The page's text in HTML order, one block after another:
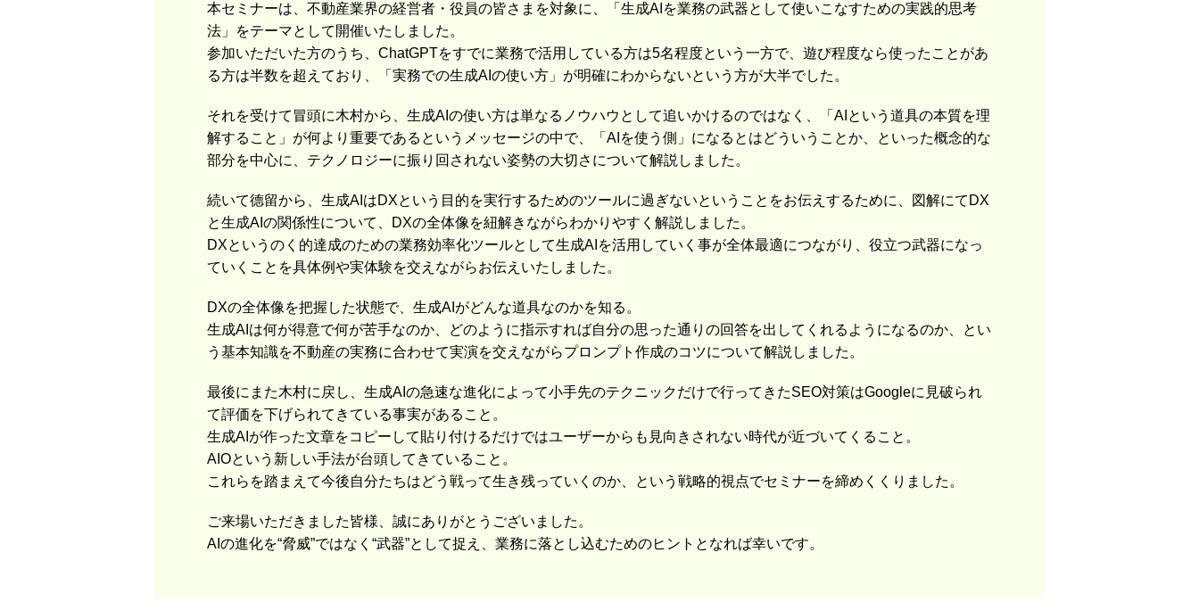
本セミナーは、不動産業界の経営者・役員の皆さまを対象に、「生成AIを業務の武器として使いこなすための実践的思考
法」をテーマとして開催いたしました。
参加いただいた方のうち、ChatGPTをすでに業務で活用している方は5名程度という一方で、遊び程度なら使ったことがあ
る方は半数を超えており、「実務での生成AIの使い方」が明確にわからないという方が大半でした。
それを受けて冒頭に木村から、生成AIの使い方は単なるノウハウとして追いかけるのではなく、「AIという道具の本質を理
解すること」が何より重要であるというメッセージの中で、「AIを使う側」になるとはどういうことか、といった概念的な
部分を中心に、テクノロジーに振り回されない姿勢の大切さについて解説しました。
続いて德留から、生成AIはDXという目的を実行するためのツールに過ぎないということをお伝えするために、図解にてDX
と生成AIの関係性について、DXの全体像を紐解きながらわかりやすく解説しました。
DXというのく的達成のための業務効率化ツールとして生成AIを活用していく事が全体最適につながり、役立つ武器になっ
ていくことを具体例や実体験を交えながらお伝えいたしました。
DXの全体像を把握した状態で、生成AIがどんな道具なのかを知る。
生成AIは何が得意で何が苦手なのか、どのように指示すれば自分の思った通りの回答を出してくれるようになるのか、とい
う基本知識を不動産の実務に合わせて実演を交えながらプロンプト作成のコツについて解説しました。
最後にまた木村に戻し、生成AIの急速な進化によって小手先のテクニックだけで行ってきたSEO対策はGoogleに見破られ
て評価を下げられてきている事実があること。
生成AIが作った文章をコピーして貼り付けるだけではユーザーからも見向きされない時代が近づいてくること。
AIOという新しい手法が台頭してきていること。
これらを踏まえて今後自分たちはどう戦って生き残っていくのか、という戦略的視点でセミナーを締めくくりました。
ご来場いただきました皆様、誠にありがとうございました。
AIの進化を“脅威”ではなく“武器”として捉え、業務に落とし込むためのヒントとなれば幸いです。